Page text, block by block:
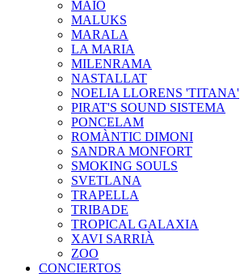
MAIO
MALUKS
MARALA
LA MARIA
MILENRAMA
NASTALLAT
NOELIA LLORENS 'TITANA'
PIRAT'S SOUND SISTEMA
PONCELAM
ROMÀNTIC DIMONI
SANDRA MONFORT
SMOKING SOULS
SVETLANA
TRAPELLA
TRIBADE
TROPICAL GALAXIA
XAVI SARRIÀ
ZOO
CONCIERTOS